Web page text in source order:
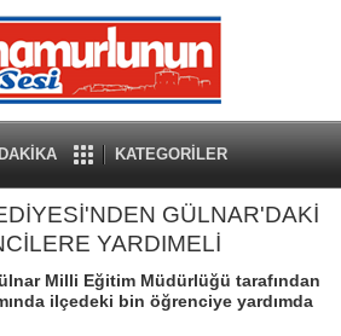
KATEGORİLER
GÜLNAR'DAKİ
YARDIMELİ
Milli Eğitim Müdürlüğü tarafından
ilçedeki bin öğrenciye yardımda